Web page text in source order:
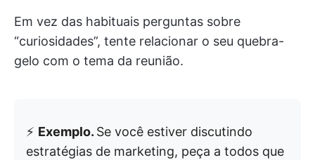
Em vez das habituais perguntas sobre
“curiosidades”, tente relacionar o seu quebra-
gelo com o tema da reunião.
⚡ Exemplo. Se você estiver discutindo
estratégias de marketing, peça a todos que